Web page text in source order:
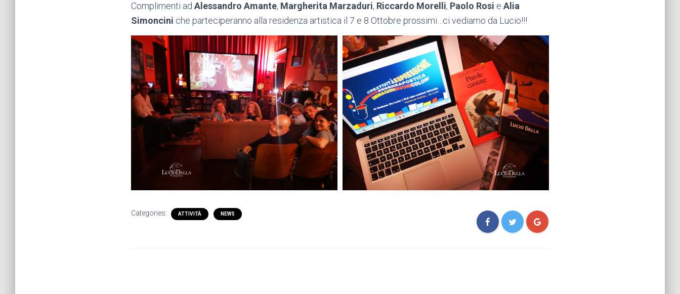
Complimenti ad Alessandro Amante, Margherita Marzaduri, Riccardo Morelli, Paolo Rosi e Alia
Simoncini che parteciperanno alla residenza artistica il 7 e 8 Ottobre prossimi…ci vediamo da Lucio!!!
Categories: ATTIVITÀ NEWS